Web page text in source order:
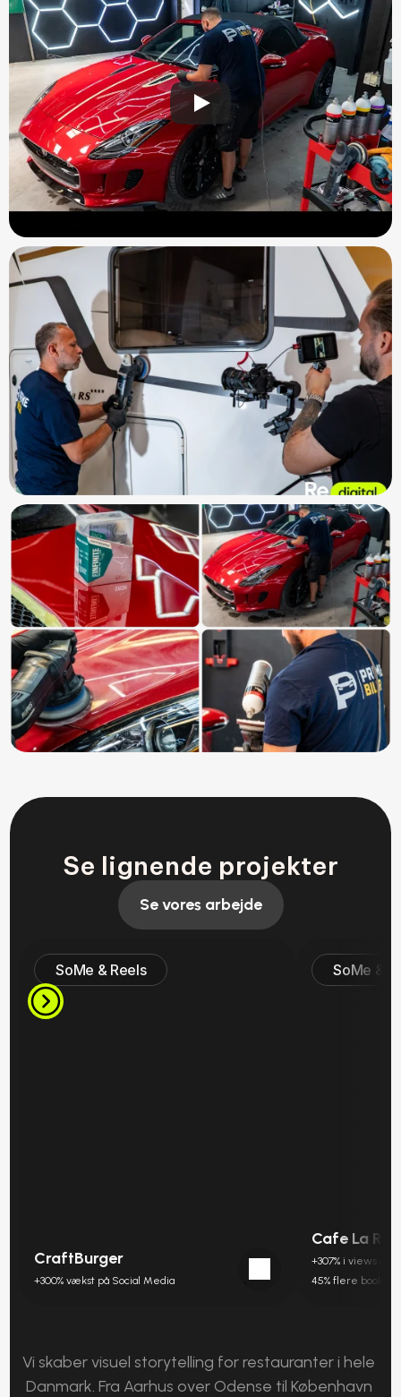
Se lignende projekter
Se vores arbejde
SoMe & Reels
CraftBurger
+300% vækst på Social Media
SoMe &
Cafe La
+307% i views og
45% flere booket
Vi skaber visuel storytelling for restauranter i hele
Danmark. Fra Aarhus over Odense til København